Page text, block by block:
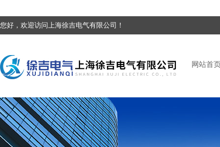
您好，欢迎访问上海徐吉电气有限公司！
网站首